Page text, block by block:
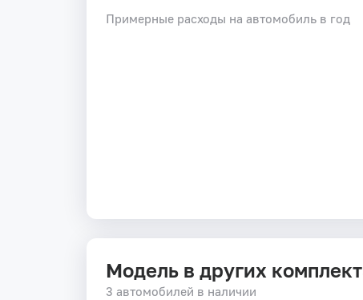
Примерные расходы на автомобиль в год
Модель в других
3 автомобилей в наличии